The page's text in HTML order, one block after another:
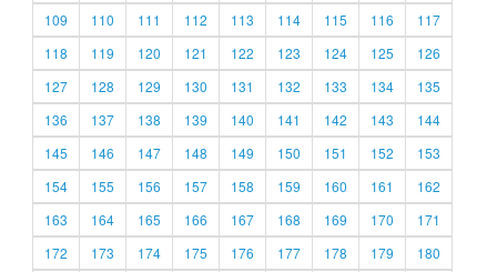
109
110 111 112 113 114 115 116
117
118
119 120 121 122 123 124 125
126
127
128 129 130 131 132 133 134
135
136
137 138 139 140 141 142 143
144
145
146 147 148 149 150 151 152
153
154
155 156 157 158 159 160 161
162
163
164 165 166 167 168 169 170
171
172
173 174 175 176 177 178 179
180